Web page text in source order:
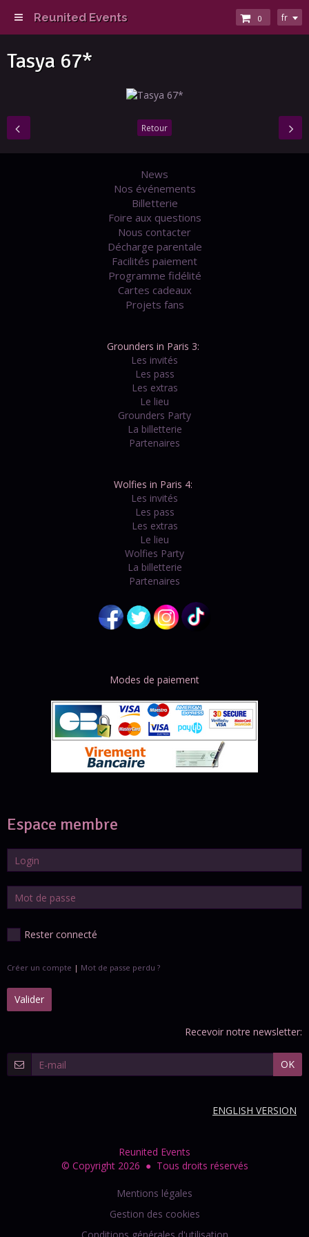
Reunited Events 0 fr
Tasya 67*
Retour
News
Nos événements
Billetterie
Foire aux questions
Nous contacter
Décharge parentale
Facilités paiement
Programme fidélité
Cartes cadeaux
Projets fans
Grounders in Paris 3:
Les invités
Les pass
Les extras
Le lieu
Grounders Party
La billetterie
Partenaires
Wolfies in Paris 4:
Les invités
Les pass
Les extras
Le lieu
Wolfies Party
La billetterie
Partenaires
Modes de paiement
Espace membre
Rester connecté
Créer un compte | Mot de passe perdu ?
Valider
Recevoir notre newsletter:
OK
ENGLISH VERSION
Reunited Events
© Copyright 2026 ● Tous droits réservés
Mentions légales
Gestion des cookies